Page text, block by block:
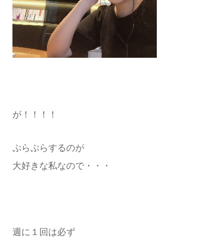
が！！！！
ぷらぷらするのが
大好きな私なので・・・
週に１回は必ず